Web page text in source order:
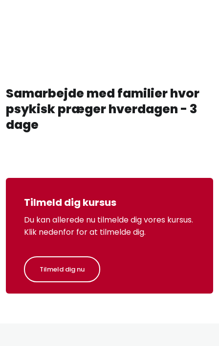
Samarbejde med familier hvor
psykisk præger hverdagen - 3
dage
​Tilmeld dig kursus
Du kan allerede nu tilmelde dig vores kursus.
Klik nedenfor for at tilmelde dig.
Tilmeld dig nu